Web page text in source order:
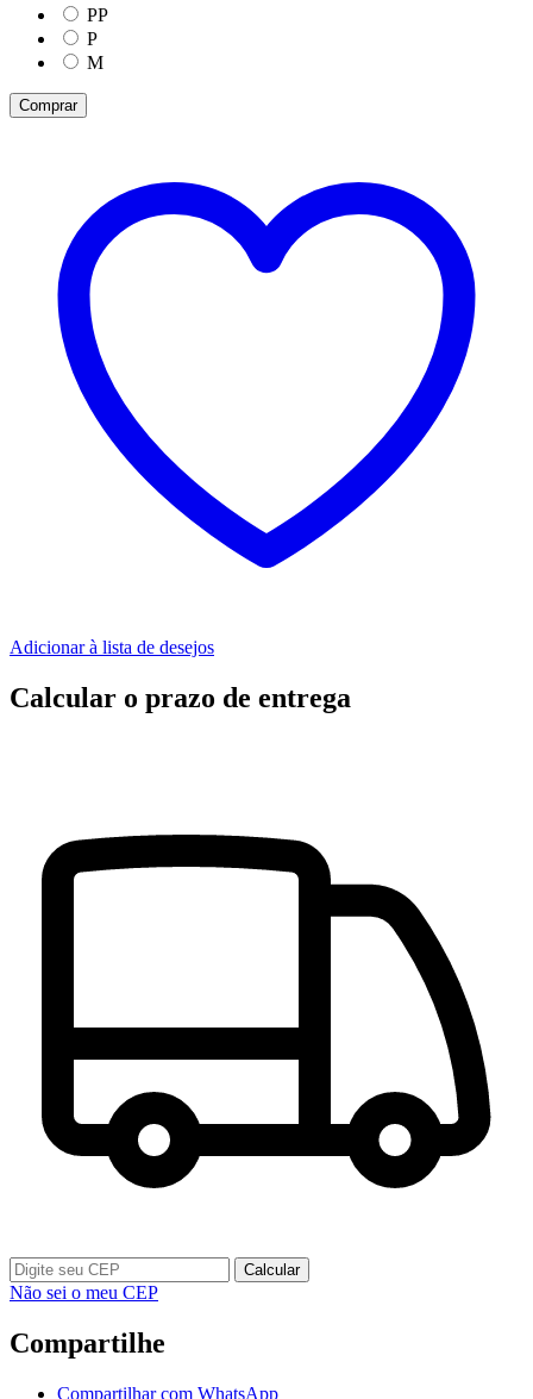
PP
P
M
Comprar
Adicionar à lista de desejos
Calcular o prazo de entrega
Calcular
Não sei o meu CEP
Compartilhe
Compartilhar com WhatsApp